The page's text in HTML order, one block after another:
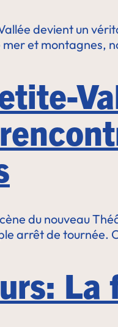
devient un
et montagnes,
du nouveau
arrêt de tournée.